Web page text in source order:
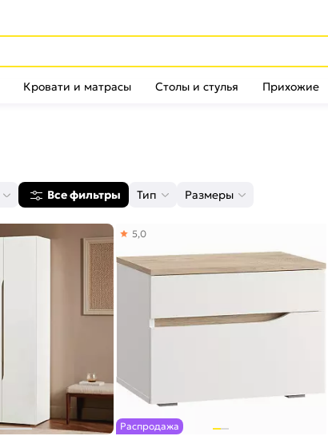
Кровати и матрасы Столы и стулья Прихожие
Все фильтры Тип Размеры
Распродажа
5,0